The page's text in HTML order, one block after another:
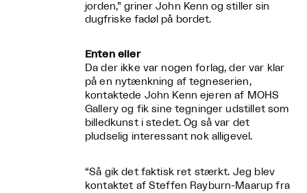
jorden,” griner John Kenn og stiller sin
dugfriske fadøl på bordet.
Enten eller
Da der ikke var nogen forlag, der var klar
på en nytænkning af tegneserien,
kontaktede John Kenn ejeren af MOHS
Gallery og fik sine tegninger udstillet som
billedkunst i stedet. Og så var det
pludselig interessant nok alligevel.
“Så gik det faktisk ret stærkt. Jeg blev
kontaktet af Steffen Rayburn-Maarup fra